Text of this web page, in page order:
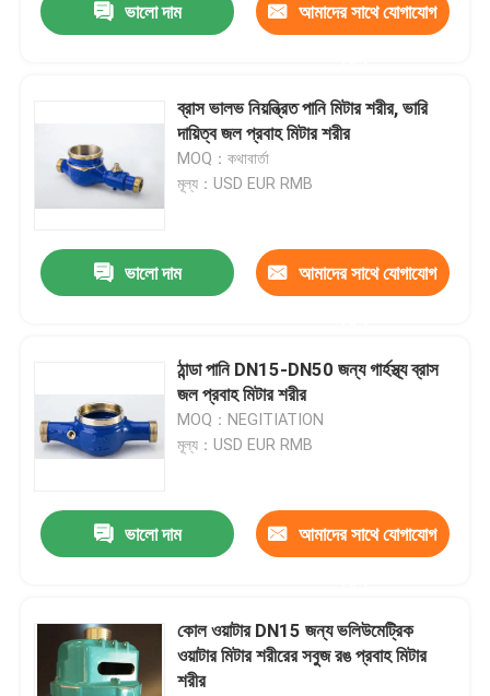
ভালো দাম আমাদের সাথে যোগাযোগ
ব্রাস ভালভ নিয়ন্ত্রিত পানি মিটার শরীর, ভারি
দায়িত্ব জল প্রবাহ মিটার শরীর
MOQ：কথাবার্তা
মূল্য：USD EUR RMB
ভালো দাম আমাদের সাথে যোগাযোগ
ঠান্ডা পানি DN15-DN50 জন্য গার্হস্থ্য ব্রাস
জল প্রবাহ মিটার শরীর
MOQ：NEGITIATION
মূল্য：USD EUR RMB
ভালো দাম আমাদের সাথে যোগাযোগ
কোল ওয়াটার DN15 জন্য ভলিউমেট্রিক
ওয়াটার মিটার শরীরের সবুজ রঙ প্রবাহ মিটার
শরীর